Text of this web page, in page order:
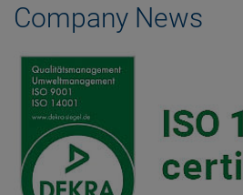
Company News